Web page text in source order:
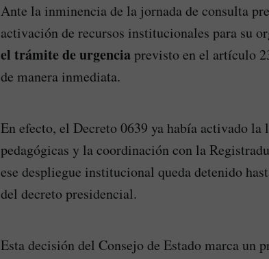
Ante la inminencia de la jornada de consulta
activación de recursos institucionales para su
el trámite de urgencia previsto en el artículo
de manera inmediata.
En efecto, el Decreto 0639 ya había activado
pedagógicas y la coordinación con la
ese despliegue institucional queda detenido
del decreto presidencial.
Esta decisión del Consejo de Estado marca un